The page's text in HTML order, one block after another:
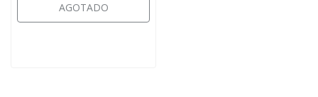
AGOTADO